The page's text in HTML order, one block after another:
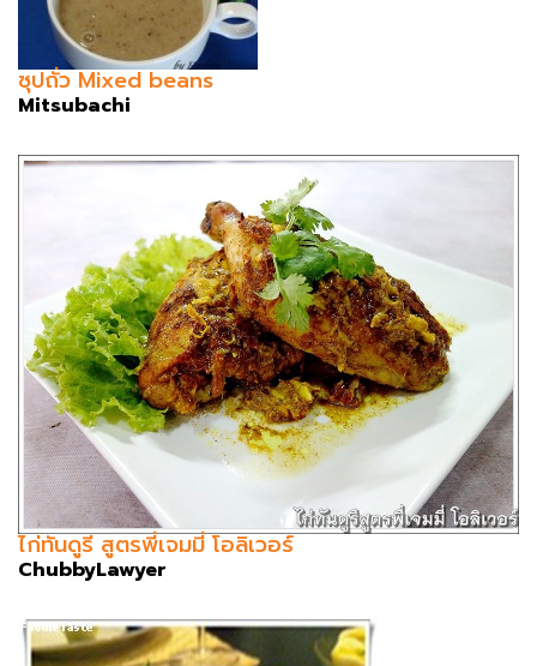
ซุปถั่ว Mixed beans
Mitsubachi
ไก่ทันดูรี สูตรพี่เจมมี่ โอลิเวอร์
ChubbyLawyer